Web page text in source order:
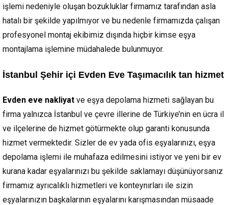
işlemi nedeniyle oluşan bozukluklar firmamız tarafından asla
hatalı bir şekilde yapılmıyor ve bu nedenle firmamızda çalışan
profesyonel montaj ekibimiz dışında hiçbir kimse eşya
montajlama işlemine müdahalede bulunmuyor.
İstanbul Şehir içi Evden Eve Taşımacılık tan hizmet
Evden eve nakliyat ve eşya depolama hizmeti sağlayan bu
firma yalnızca İstanbul ve çevre illerine de Türkiye’nin en ücra il
ve ilçelerine de hizmet götürmekte olup garanti konusunda
hizmet vermektedir. Sizler de ev yada ofis eşyalarınızı, eşya
depolama işlemi ile muhafaza edilmesini istiyor ve yeni bir ev
kurana kadar eşyalarınızı bu şekilde saklamayı düşünüyorsanız
firmamız ayrıcalıklı hizmetleri ve konteynırları ile sizin
eşyalarınızın başkalarının eşyalarını karışmasından müsaade